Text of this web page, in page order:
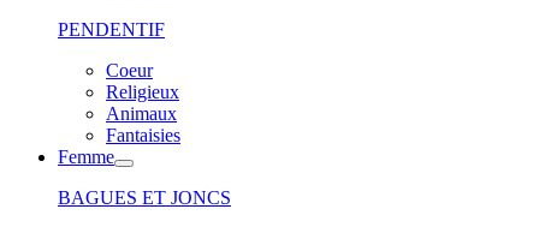
PENDENTIF
Coeur
Religieux
Animaux
Fantaisies
Femme
BAGUES ET JONCS